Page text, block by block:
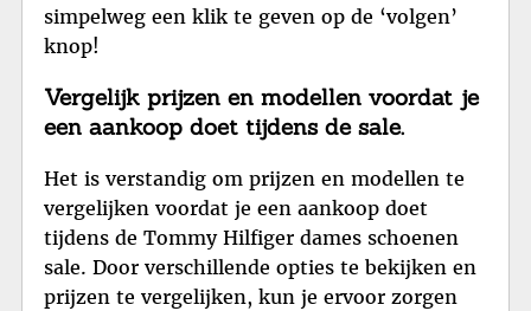
simpelweg een klik te geven op de ‘volgen’
knop!
Vergelijk prijzen en modellen voordat je
een aankoop doet tijdens de sale.
Het is verstandig om prijzen en modellen te
vergelijken voordat je een aankoop doet
tijdens de Tommy Hilfiger dames schoenen
sale. Door verschillende opties te bekijken en
prijzen te vergelijken, kun je ervoor zorgen